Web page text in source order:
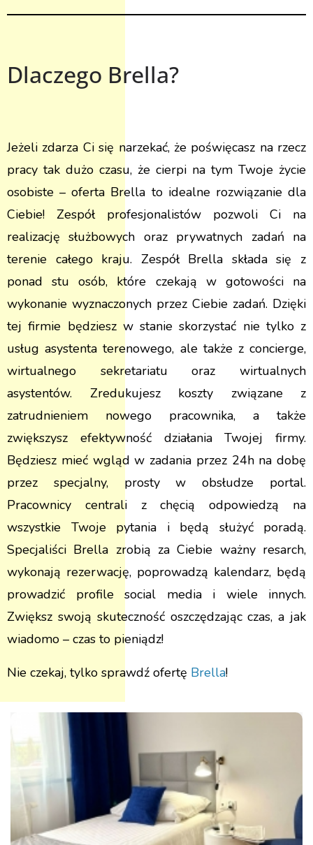
Dlaczego Brella?
Jeżeli zdarza Ci się narzekać, że poświęcasz na rzecz
pracy tak dużo czasu, że cierpi na tym Twoje życie
osobiste – oferta Brella to idealne rozwiązanie dla
Ciebie! Zespół profesjonalistów pozwoli Ci na
realizację służbowych oraz prywatnych zadań na
terenie całego kraju. Zespół Brella składa się z
ponad stu osób, które czekają w gotowości na
wykonanie wyznaczonych przez Ciebie zadań. Dzięki
tej firmie będziesz w stanie skorzystać nie tylko z
usług asystenta terenowego, ale także z concierge,
wirtualnego sekretariatu oraz wirtualnych
asystentów. Zredukujesz koszty związane z
zatrudnieniem nowego pracownika, a także
zwiększysz efektywność działania Twojej firmy.
Będziesz mieć wgląd w zadania przez 24h na dobę
przez specjalny, prosty w obsłudze portal.
Pracownicy centrali z chęcią odpowiedzą na
wszystkie Twoje pytania i będą służyć poradą.
Specjaliści Brella zrobią za Ciebie ważny resarch,
wykonają rezerwację, poprowadzą kalendarz, będą
prowadzić profile social media i wiele innych.
Zwiększ swoją skuteczność oszczędzając czas, a jak
wiadomo – czas to pieniądz!
Nie czekaj, tylko sprawdź ofertę Brella!